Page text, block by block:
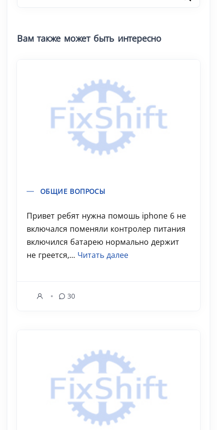
Вам также может быть интересно
ОБЩИЕ ВОПРОСЫ
Привет ребят нужна помошь iphone 6 не
включался поменяли контролер питания
включился батарею нормально держит
не греется,... Читать далее
30